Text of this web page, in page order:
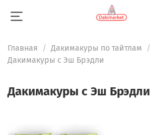
Главная Дакимакуры по тайтлам
Дакимакуры с Эш Брэдли
Дакимакуры с Эш Брэдли